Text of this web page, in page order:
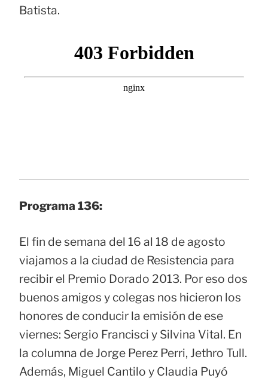
Batista.
Programa 136:
El fin de semana del 16 al 18 de agosto
viajamos a la ciudad de Resistencia para
recibir el Premio Dorado 2013. Por eso dos
buenos amigos y colegas nos hicieron los
honores de conducir la emisión de ese
viernes: Sergio Francisci y Silvina Vital. En
la columna de Jorge Perez Perri, Jethro Tull.
Además, Miguel Cantilo y Claudia Puyó